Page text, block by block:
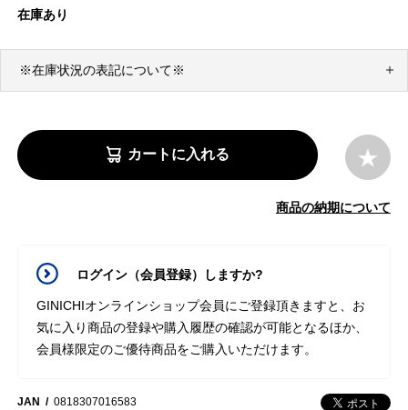
在庫あり
※在庫状況の表記について※
カートに入れる
商品の納期について
ログイン（会員登録）しますか?
GINICHIオンラインショップ会員にご登録頂きますと、お
気に入り商品の登録や購入履歴の確認が可能となるほか、
会員様限定のご優待商品をご購入いただけます。
JAN
0818307016583